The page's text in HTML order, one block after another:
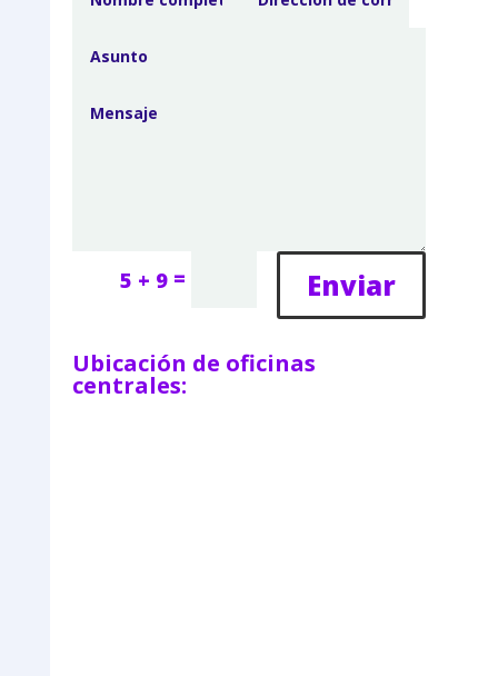
5 + 9 = Enviar
Ubicación de oficinas
centrales: